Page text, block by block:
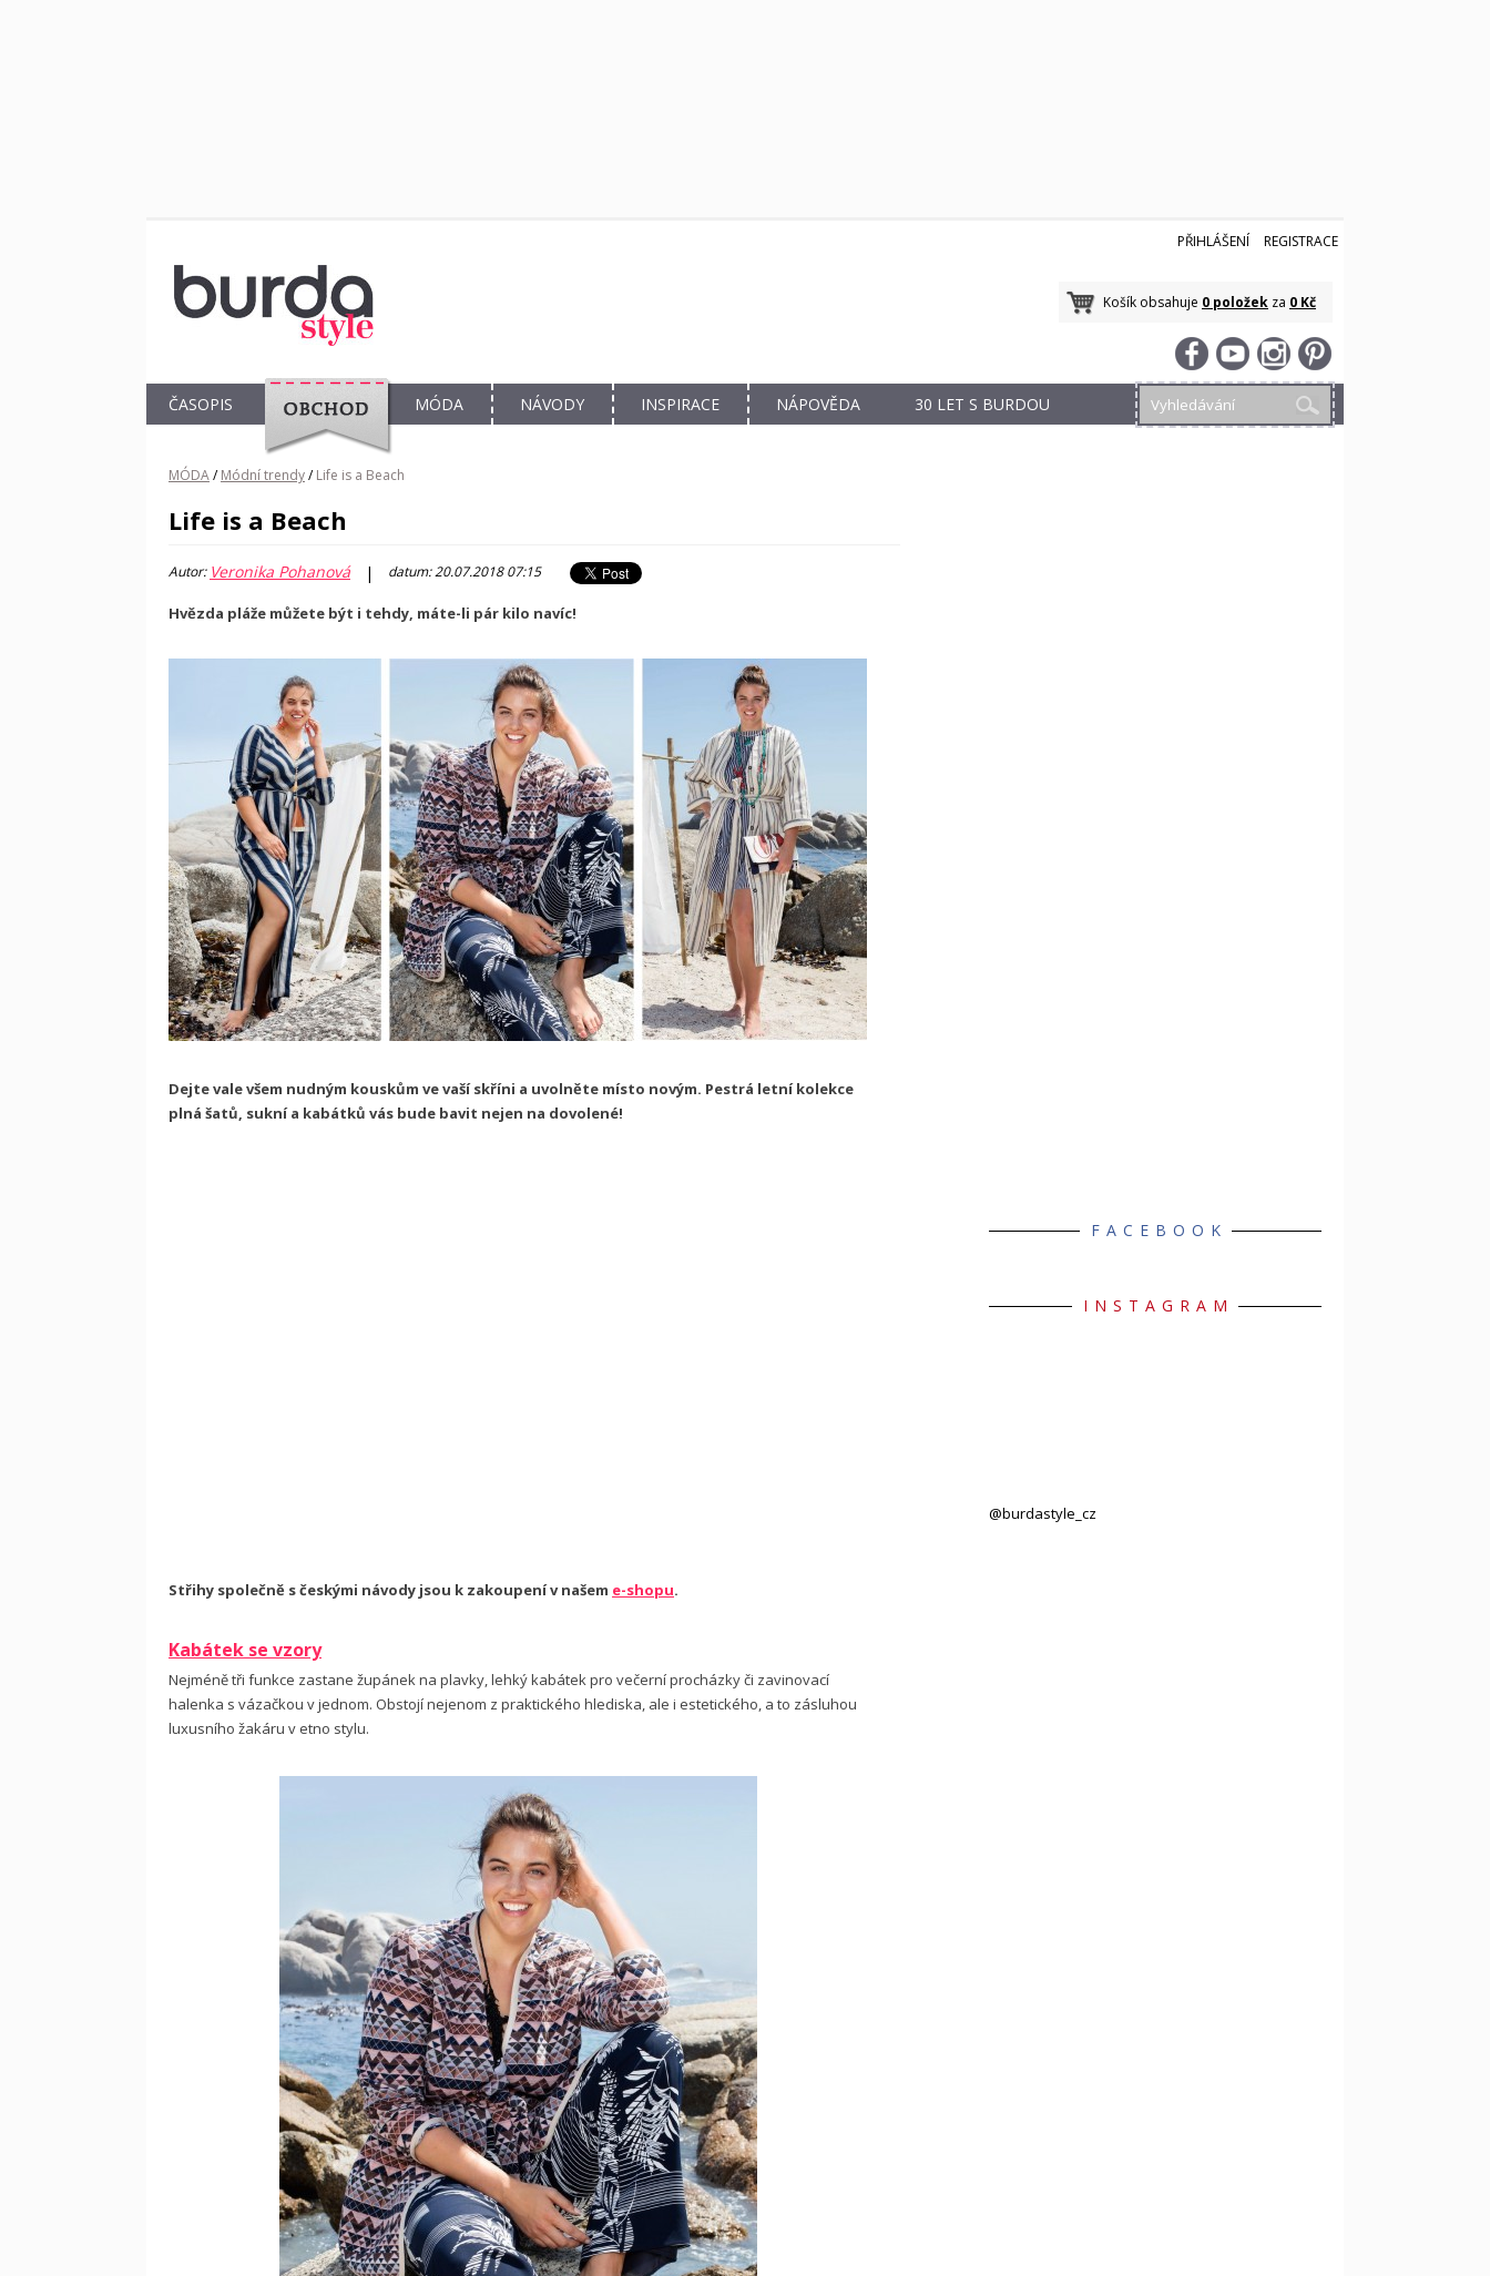
PŘIHLÁŠENÍ REGISTRACE
Košík obsahuje 0 položek za 0 Kč
ČASOPIS
OBCHOD
MÓDA NÁVODY INSPIRACE NÁPOVĚDA 30 LET S BURDOU
MÓDA/ Módní trendy/ Life is a Beach
Life is a Beach
Autor: Veronika Pohanová | datum: 20.07.2018 07:15
Hvězda pláže můžete být i tehdy, máte-li pár kilo navíc!
Dejte vale všem nudným kouskům ve vaší skříni a uvolněte místo novým. Pestrá letní kolekce
plná šatů, sukní a kabátků vás bude bavit nejen na dovolené!
Střihy společně s českými návody jsou k zakoupení v našem e-shopu.
Kabátek se vzory
Nejméně tři funkce zastane župánek na plavky, lehký kabátek pro večerní procházky či zavinovací
halenka s vázačkou v jednom. Obstojí nejenom z praktického hlediska, ale i estetického, a to zásluhou
luxusního žakáru v etno stylu.
FACEBOOK
INSTAGRAM
@burdastyle_cz